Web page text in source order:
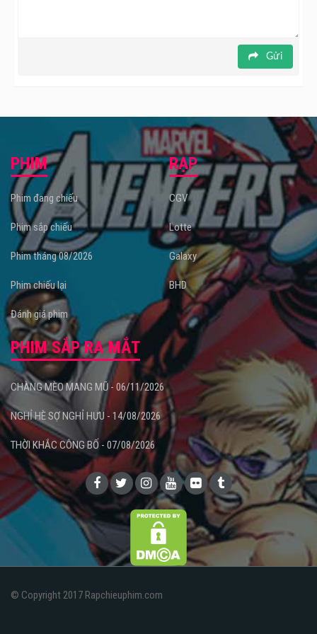
Gửi
PHIM
Phim đang chiếu
Phim sắp chiếu
Phim tháng 08/2026
Phim chiếu lại
Đánh giá phim
RẠP
CGV
Lotte
Galaxy
BHD
PHIM SẮP RA MẮT
CHÀNG MÈO MANG MŨ - 06/11/2026
NGHỈ HÈ SỢ NGHỈ HƯU - 14/08/2026
THỜI KHẮC CÔNG BỐ - 07/08/2026
© Copyright 2017 Rapchieuphim.com